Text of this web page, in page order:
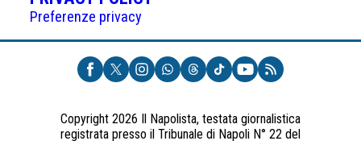
NUOVA
UNA
NUOVA
SCHEDA)
Preferenze privacy
Copyright 2026 Il Napolista, testata giornalistica
registrata presso il Tribunale di Napoli N° 22 del